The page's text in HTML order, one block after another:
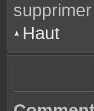
Haut